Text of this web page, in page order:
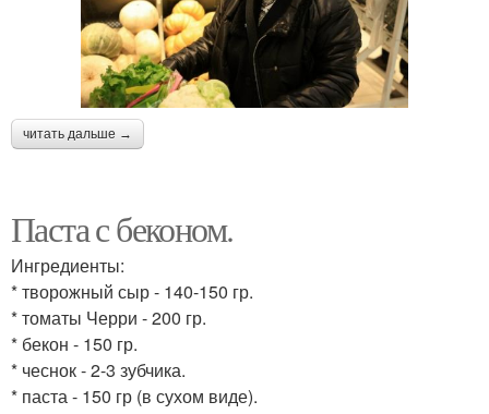
читать дальше →
Паста с беконом.
Ингредиенты:
* творожный сыр - 140-150 гр.
* томаты Черри - 200 гр.
* бекон - 150 гр.
* чеснок - 2-3 зубчика.
* паста - 150 гр (в сухом виде).